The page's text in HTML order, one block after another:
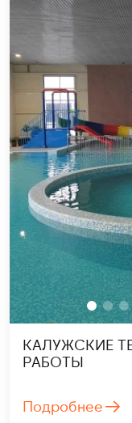
КАЛУЖСКИЕ
РАБОТЫ
Подробнее